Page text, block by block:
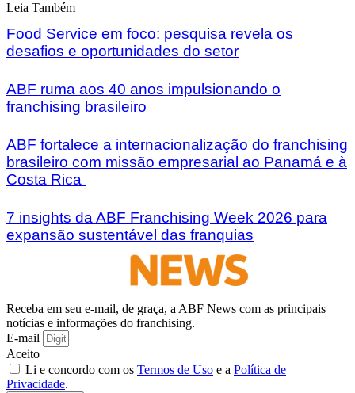
Leia Também
Food Service em foco: pesquisa revela os
desafios e oportunidades do setor
ABF ruma aos 40 anos impulsionando o
franchising brasileiro
ABF fortalece a internacionalização do franchising
brasileiro com missão empresarial ao Panamá e à
Costa Rica
7 insights da ABF Franchising Week 2026 para
expansão sustentável das franquias
Receba em seu e-mail, de graça, a ABF News com as principais
notícias e informações do franchising.
E-mail
Aceito
Li e concordo com os Termos de Uso e a Política de
Privacidade.